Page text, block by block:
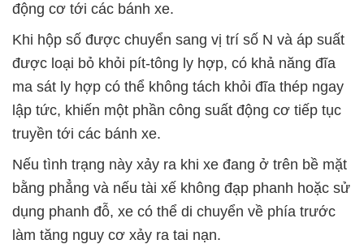
động cơ tới các bánh xe.
Khi hộp số được chuyển sang vị trí số N và áp suất
được loại bỏ khỏi pít-tông ly hợp, có khả năng đĩa
ma sát ly hợp có thể không tách khỏi đĩa thép ngay
lập tức, khiến một phần công suất động cơ tiếp tục
truyền tới các bánh xe.
Nếu tình trạng này xảy ra khi xe đang ở trên bề mặt
bằng phẳng và nếu tài xế không đạp phanh hoặc sử
dụng phanh đỗ, xe có thể di chuyển về phía trước
làm tăng nguy cơ xảy ra tai nạn.